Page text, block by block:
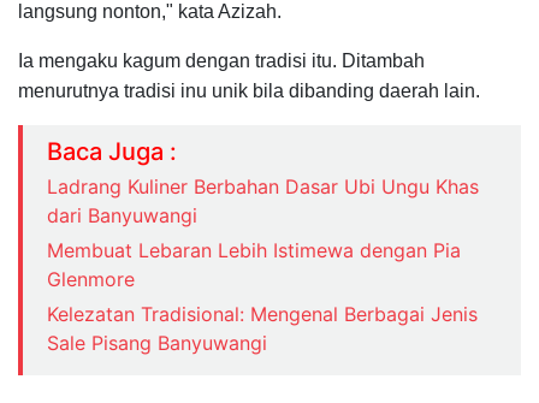
langsung nonton," kata Azizah.
Ia mengaku kagum dengan tradisi itu. Ditambah
menurutnya tradisi inu unik bila dibanding daerah lain.
Baca Juga :
Ladrang Kuliner Berbahan Dasar Ubi Ungu Khas
dari Banyuwangi
Membuat Lebaran Lebih Istimewa dengan Pia
Glenmore
Kelezatan Tradisional: Mengenal Berbagai Jenis
Sale Pisang Banyuwangi